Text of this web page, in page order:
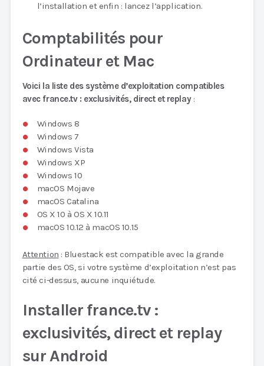
l’installation et enfin : lancez l’application.
Comptabilités pour
Ordinateur et Mac
Voici la liste des système d’exploitation compatibles
avec france.tv : exclusivités, direct et replay:
Windows 8
Windows 7
Windows Vista
Windows XP
Windows 10
macOS Mojave
macOS Catalina
OS X 10 à OS X 10.11
macOS 10.12 à macOS 10.15
Attention : Bluestack est compatible avec la grande
partie des OS, si votre système d’exploitation n’est pas
cité ci-dessus, aucune inquiétude.
Installer france.tv :
exclusivités, direct et replay
sur Android